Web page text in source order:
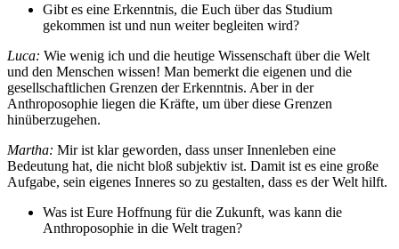
Gibt es eine Erkenntnis, die Euch über das Studium
gekommen ist und nun weiter begleiten wird?
Luca: Wie wenig ich und die heutige Wissenschaft über die Welt
und den Menschen wissen! Man bemerkt die eigenen und die
gesellschaftlichen Grenzen der Erkenntnis. Aber in der
Anthroposophie liegen die Kräfte, um über diese Grenzen
hinüberzugehen.
Martha: Mir ist klar geworden, dass unser Innenleben eine
Bedeutung hat, die nicht bloß subjektiv ist. Damit ist es eine große
Aufgabe, sein eigenes Inneres so zu gestalten, dass es der Welt hilft.
Was ist Eure Hoffnung für die Zukunft, was kann die
Anthroposophie in die Welt tragen?